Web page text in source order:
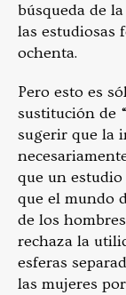
búsqueda de
las estudiosas
ochenta.
Pero esto es
sustitución de
sugerir que la
que un
que el mundo
de los
rechaza la
esferas
las mujeres